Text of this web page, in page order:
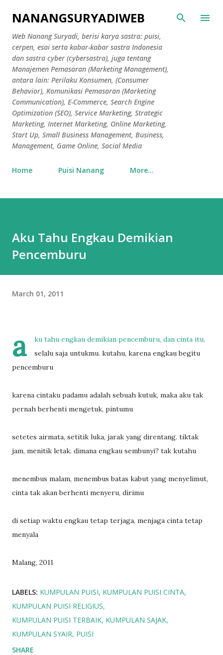
Skip to main content
NANANGSURYADIWEB
Web Nanang Suryadi, berisi karya sastra: puisi,
cerpen, esai serta kabar-kabar sastra Indonesia
dan sastra cyber (cybersastra), juga tentang
Manajemen Pemasaran (Marketing Management),
antara lain: Perilaku Konsumen, (Consumer
Behavior), Komunikasi Pemasaran (Marketing
Communication), E-Commerce, Search Engine
Optimization (SEO), Service Marketing, Strategic
Marketing, Internet Marketing, Online Marketing,
Start Up, Small Business Management, Business,
Management, Game Online, Social Media
Home Puisi Nanang More…
Aku Tahu Engkau Demikian
Pencemburu
March 01, 2011
a
ku tahu engkau demikian pencemburu, dan cinta itu,
selalu saja untukmu. kutahu, karena engkau begitu
pencemburu
karena cintaku padamu adalah sebuah kutuk, maka aku tak
pernah berhenti mengetuk, pintumu
setetes airmata, setitik luka, jarak yang direntang. tiktak
jam, menitik letak. dimana engkau sembunyi? tak kutahu
menembus malam, menembus batas kabut yang menyelimut,
cinta tak akan berhenti menyeru, dirimu
di setiap waktu engkau tetap terjaga, menjaga cinta tetap
menyala
Malang, 2011
LABELS: KUMPULAN PUISI KUMPULAN PUISI CINTA
KUMPULAN PUISI RELIGIUS
KUMPULAN PUISI TERBAIK KUMPULAN SAJAK
KUMPULAN SYAIR PUISI
SHARE